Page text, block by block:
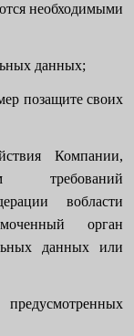
необходимыми
данных;
позащите своих
Компании,
требований
вобласти
орган
данных или